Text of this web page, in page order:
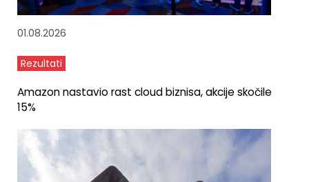
01.08.2026
Rezultati
Amazon nastavio rast cloud biznisa, akcije skočile
15%